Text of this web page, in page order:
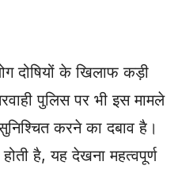
दोषियों के खिलाफ कड़ी
पुलिस पर भी इस मामले
करने का दबाव है।
है, यह देखना महत्वपूर्ण